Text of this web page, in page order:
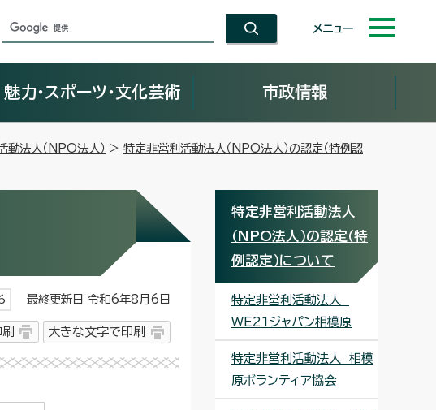
メニュー
魅力・スポーツ・文化芸術 市政情報
動法人（NPO法人） > 特定非営利活動法人（NPO法人）の認定（特例認
最終更新日 令和6年8月6日
大きな文字で印刷
特定非営利活動法人
（NPO法人）の認定（特
例認定）について
特定非営利活動法人
WE21ジャパン相模原
特定非営利活動法人 相模
原ボランティア協会